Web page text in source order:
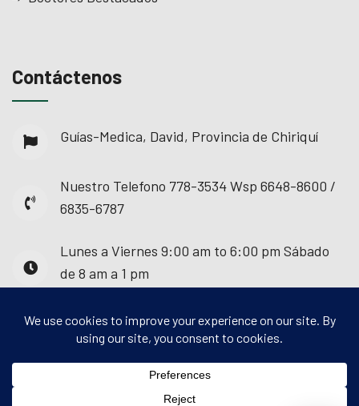
Contáctenos
Guías-Medica, David, Provincia de Chiriquí
Nuestro Telefono 778-3534 Wsp 6648-8600 /
6835-6787
Lunes a Viernes 9:00 am to 6:00 pm Sábado
de 8 am a 1 pm
© 2025 - Guías Médica. Todos los derechos